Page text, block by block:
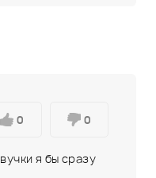
0 0
я бы сразу